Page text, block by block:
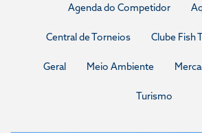
Agenda do Competidor
Central de Torneios Clube Fish
Geral Meio Ambiente
Turismo